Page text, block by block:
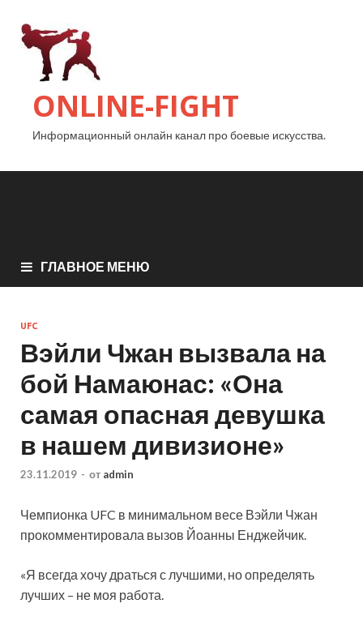
ONLINE-FIGHT
Информационный онлайн канал про боевые искусства.
ГЛАВНОЕ МЕНЮ
UFC
Вэйли Чжан вызвала на
бой Намаюнас: «Она
самая опасная девушка
в нашем дивизионе»
23.11.2019 - от admin
Чемпионка UFC в минимальном весе Вэйли Чжан
прокомментировала вызов Йоанны Енджейчик.
«Я всегда хочу драться с лучшими, но определять
лучших – не моя работа.